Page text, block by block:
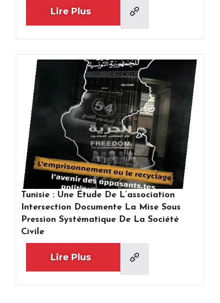
Lire Plus
Tunisie : Une Étude De L’association
Intersection Documente La Mise Sous
Pression Systématique De La Société
Civile
Lire Plus